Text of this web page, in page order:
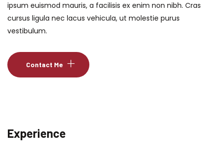
ipsum euismod mauris, a facilisis ex enim non nibh. Cras
cursus ligula nec lacus vehicula, ut molestie purus
vestibulum.
Contact Me
Experience